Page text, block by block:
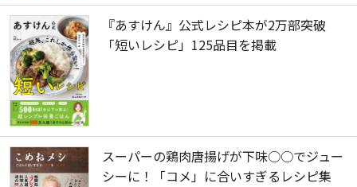
『あすけん』公式レシピ本が2万部突破
「短いレシピ」125品目を掲載
スーパーの鶏肉唐揚げが下味○○でジュー
シーに！「コメ」に合いすぎるレシピ集